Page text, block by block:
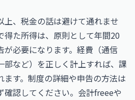
上、税金の話は避けて通れませ
得た所得は、原則として年間20
必要になります。経費（通信
部など）を正しく計上すれば、課
す。制度の詳細や申告の方法は
確認してください。会計freeeや